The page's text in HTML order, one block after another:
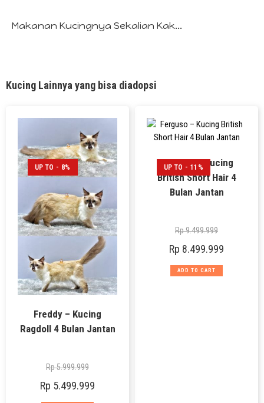
Makanan Kucingnya Sekalian Kak...
Kucing Lainnya yang bisa diadopsi
UP TO - 8%
Freddy – Kucing
Ragdoll 4 Bulan Jantan
Rp5.999.999
Rp 5.499.999
UP TO - 11%
Ferguso – Kucing
British Short Hair 4
Bulan Jantan
Rp9.499.999
Rp 8.499.999
ADD TO CART